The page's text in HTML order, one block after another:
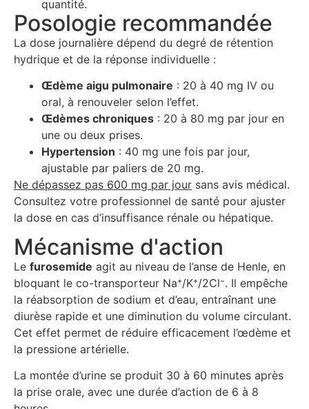
quantité.
Posologie recommandée
La dose journalière dépend du degré de rétention
hydrique et de la réponse individuelle :
Œdème aigu pulmonaire : 20 à 40 mg IV ou
oral, à renouveler selon l’effet.
Œdèmes chroniques : 20 à 80 mg par jour en
une ou deux prises.
Hypertension : 40 mg une fois par jour,
ajustable par paliers de 20 mg.
Ne dépassez pas 600 mg par jour sans avis médical.
Consultez votre professionnel de santé pour ajuster
la dose en cas d’insuffisance rénale ou hépatique.
Mécanisme d'action
Le furosemide agit au niveau de l’anse de Henle, en
bloquant le co-transporteur Na⁺/K⁺/2Cl⁻. Il empêche
la réabsorption de sodium et d’eau, entraînant une
diurèse rapide et une diminution du volume circulant.
Cet effet permet de réduire efficacement l’œdème et
la pressione artérielle.
La montée d’urine se produit 30 à 60 minutes après
la prise orale, avec une durée d’action de 6 à 8